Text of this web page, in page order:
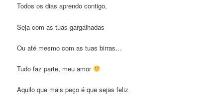
Todos os dias aprendo contigo,
Seja com as tuas gargalhadas
Ou até mesmo com as tuas birras…
Tudo faz parte, meu amor
Aquilo que mais peço é que sejas feliz